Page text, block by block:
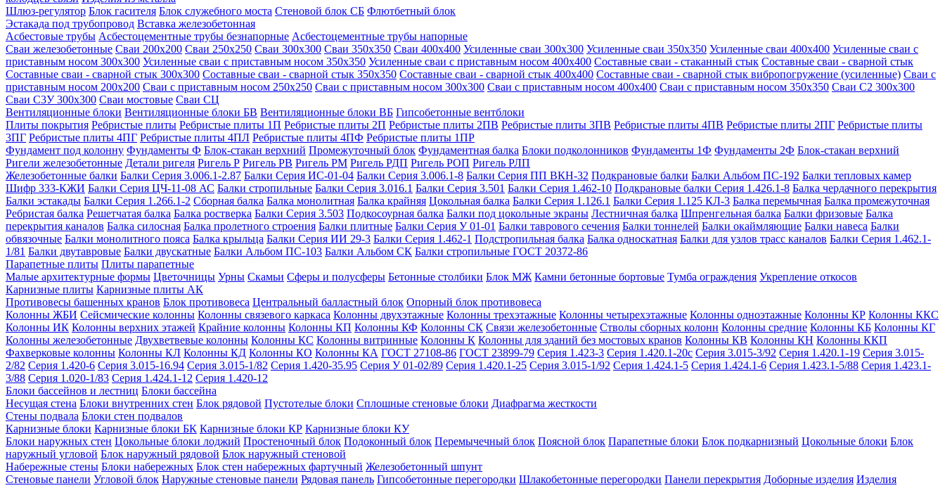
Шлюз-регулятор Блок гасителя Блок служебного моста Стеновой блок СБ Флютбетный блок
Эстакада под трубопровод Вставка железобетонная
Асбестовые трубы Асбестоцементные трубы безнапорные Асбестоцементные трубы напорные
Сваи железобетонные Сваи 200х200 Сваи 250х250 Сваи 300х300 Сваи 350х350 Сваи 400х400 Усиленные сваи 300х300 Усиленные сваи 350х350 Усиленные сваи 400х400 Усиленные сваи с
приставным носом 300х300 Усиленные сваи с приставным носом 350х350 Усиленные сваи с приставным носом 400х400 Составные сваи - стаканный стык Составные сваи - сварной стык
Составные сваи - сварной стык 300х300 Составные сваи - сварной стык 350х350 Составные сваи - сварной стык 400х400 Составные сваи - сварной стык вибропогружение (усиленные) Сваи с
приставным носом 200х200 Сваи с приставным носом 250х250 Сваи с приставным носом 300х300 Сваи с приставным носом 400х400 Сваи с приставным носом 350х350 Сваи С2 300х300
Сваи С3У 300х300 Сваи мостовые Сваи СЦ
Вентиляционные блоки Вентиляционные блоки БВ Вентиляционные блоки ВБ Гипсобетонные вентблоки
Плиты покрытия Ребристые плиты Ребристые плиты 1П Ребристые плиты 2П Ребристые плиты 2ПВ Ребристые плиты 3ПВ Ребристые плиты 4ПВ Ребристые плиты 2ПГ Ребристые плиты
3ПГ Ребристые плиты 4ПГ Ребристые плиты 4ПЛ Ребристые плиты 4ПФ Ребристые плиты 1ПР
Фундамент под колонну Фундаменты Ф Блок-стакан верхний Промежуточный блок Фундаментная балка Блоки подколонников Фундаменты 1Ф Фундаменты 2Ф Блок-стакан верхний
Ригели железобетонные Детали ригеля Ригель Р Ригель РВ Ригель РМ Ригель РДП Ригель РОП Ригель РЛП
Железобетонные балки Балки Серия 3.006.1-2.87 Балки Серия ИС-01-04 Балки Серия 3.006.1-8 Балки Серия ПП ВКН-32 Подкрановые балки Балки Альбом ПС-192 Балки тепловых камер
Шифр 333-КЖИ Балки Серия ЦЧ-11-08 АС Балки стропильные Балки Серия 3.016.1 Балки Серия 3.501 Балки Серия 1.462-10 Подкрановые балки Серия 1.426.1-8 Балка чердачного перекрытия
Балки эстакады Балки Серия 1.266.1-2 Сборная балка Балка монолитная Балка крайняя Цокольная балка Балки Серия 1.126.1 Балки Серия 1.125 КЛ-3 Балка перемычная Балка промежуточная
Ребристая балка Решетчатая балка Балка ростверка Балки Серия 3.503 Подкосоурная балка Балки под цокольные экраны Лестничная балка Шпренгельная балка Балки фризовые Балка
перекрытия каналов Балка силосная Балка пролетного строения Балки плитные Балки Серия У 01-01 Балки таврового сечения Балки тоннелей Балки окаймляющие Балки навеса Балки
обвязочные Балки монолитного пояса Балка крыльца Балки Серия ИИ 29-3 Балки Серия 1.462-1 Подстропильная балка Балка односкатная Балки для узлов трасс каналов Балки Серия 1.462.1-
1/81 Балки двутавровые Балки двускатные Балки Альбом ПС-103 Балки Альбом СК Балки стропильные ГОСТ 20372-86
Парапетные плиты Плиты парапетные
Малые архитектурные формы Цветочницы Урны Скамьи Сферы и полусферы Бетонные столбики Блок МЖ Камни бетонные бортовые Тумба ограждения Укрепление откосов
Карнизные плиты Карнизные плиты АК
Противовесы башенных кранов Блок противовеса Центральный балластный блок Опорный блок противовеса
Колонны ЖБИ Сейсмические колонны Колонны связевого каркаса Колонны двухэтажные Колонны трехэтажные Колонны четырехэтажные Колонны одноэтажные Колонны КР Колонны ККС
Колонны ИК Колонны верхних этажей Крайние колонны Колонны КП Колонны КФ Колонны СК Связи железобетонные Стволы сборных колонн Колонны средние Колонны КБ Колонны КГ
Колонны железобетонные Двухветвевые колонны Колонны КС Колонны витринные Колонны К Колонны для зданий без мостовых кранов Колонны КВ Колонны КН Колонны ККП
Фахверковые колонны Колонны КЛ Колонны КД Колонны КО Колонны КА ГОСТ 27108-86 ГОСТ 23899-79 Серия 1.423-3 Серия 1.420.1-20с Серия 3.015-3/92 Серия 1.420.1-19 Серия 3.015-
2/82 Серия 1.420-6 Серия 3.015-16.94 Серия 3.015-1/82 Серия 1.420-35.95 Серия У 01-02/89 Серия 1.420.1-25 Серия 3.015-1/92 Серия 1.424.1-5 Серия 1.424.1-6 Серия 1.423.1-5/88 Серия 1.423.1-
3/88 Серия 1.020-1/83 Серия 1.424.1-12 Серия 1.420-12
Блоки бассейнов и лестниц Блоки бассейна
Несущая стена Блоки внутренних стен Блок рядовой Пустотелые блоки Сплошные стеновые блоки Диафрагма жесткости
Стены подвала Блоки стен подвалов
Карнизные блоки Карнизные блоки БК Карнизные блоки КР Карнизные блоки КУ
Блоки наружных стен Цокольные блоки лоджий Простеночный блок Подоконный блок Перемычечный блок Поясной блок Парапетные блоки Блок подкарнизный Цокольные блоки Блок
наружный угловой Блок наружный рядовой Блок наружный стеновой
Набережные стены Блоки набережных Блок стен набережных фартучный Железобетонный шпунт
Стеновые панели Угловой блок Наружные стеновые панели Рядовая панель Гипсобетонные перегородки Шлакобетонные перегородки Панели перекрытия Доборные изделия Изделия